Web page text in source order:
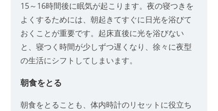
15～16時間後に眠気が起こります。夜の寝つきを
よくするためには、朝起きてすぐに日光を浴びて
おくことが重要です。起床直後に光を浴びない
と、寝つく時間が少しずつ遅くなり、徐々に夜型
の生活にシフトしてしまいます。
朝食をとる
朝食をとることも、体内時計のリセットに役立ち